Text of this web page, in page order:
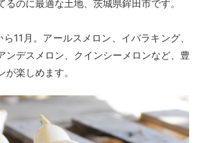
るのに最適な土地、茨城県鉾田市です。
11月。アールスメロン、イバラキング、
ンデスメロン、クインシーメロンなど、豊
楽しめます。